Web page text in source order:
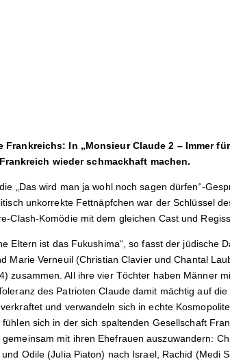
In „Monsieur Claude 2 – Immer
wieder schmackhaft machen.
„Das wird man ja wohl noch sagen dürfen“-
unkorrekte Fettnäpfchen war der Schlüssel
Clash-Komödie mit dem gleichen Cast und
Eltern ist das Fukushima“, so fasst der jüdische
Marie Verneuil (Christian Clavier und Chantal
zusammen. All ihre vier Töchter haben Männer
des Patrioten Claude damit mächtig auf
und verwandeln sich in echte
sich in der sich spaltenden Gesellschaft
mit ihren Ehefrauen auszuwandern:
Odile (Julia Piaton) nach Israel, Rachid (Medi